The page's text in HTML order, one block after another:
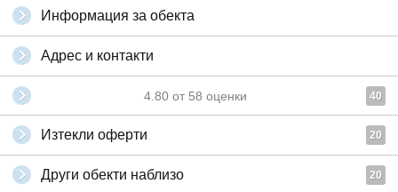
Информация за обекта
Адрес и контакти
4.80 от 58 оценки 40
Изтекли оферти 20
Други обекти наблизо 20